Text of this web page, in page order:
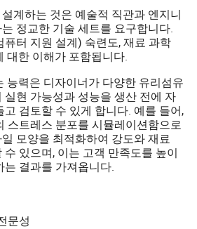
계하는 것은 예술적 직관과 엔지니
정교한 기술 세트를 요구합니다.
퓨터 지원 설계) 숙련도, 재료 과학
대한 이해가 포함됩니다.
능력은 디자이너가 다양한 유리섬유
실현 가능성과 성능을 생산 전에 자
검토할 수 있게 합니다. 예를 들어,
스트레스 분포를 시뮬레이션함으로
모양을 최적화하여 강도와 재료
있으며, 이는 고객 만족도를 높이
결과를 가져옵니다.
문성